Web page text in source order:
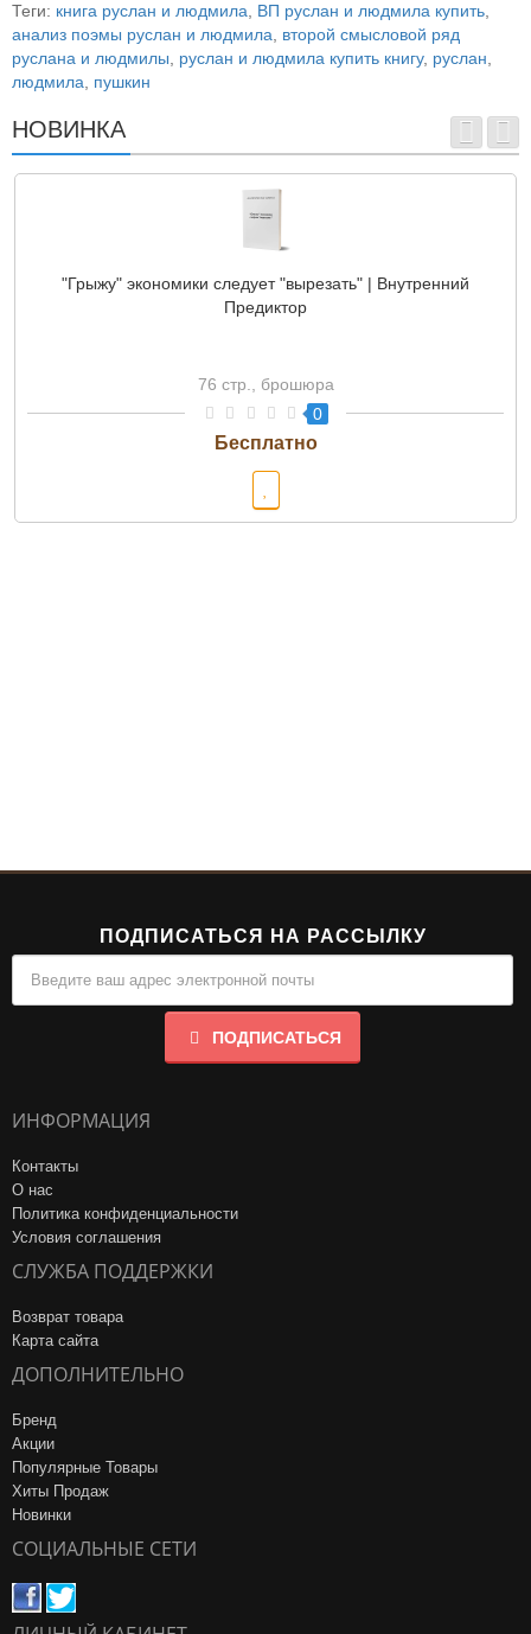
Теги: книга руслан и людмила ВП руслан и людмила купить
анализ поэмы руслан и людмила
второй смысловой ряд
руслана и людмилы
руслан и людмила купить книгу, руслан
людмила
пушкин
НОВИНКА
"Грыжу" экономики следует "вырезать" | Внутренний
Предиктор
76 стр., брошюра
0
ПОДПИСАТЬСЯ НА РАССЫЛКУ
ПОДПИСАТЬСЯ
ИНФОРМАЦИЯ
Контакты
О нас
Политика конфиденциальности
Условия соглашения
СЛУЖБА ПОДДЕРЖКИ
Возврат товара
Карта сайта
ДОПОЛНИТЕЛЬНО
Бренд
Акции
Популярные Товары
Хиты Продаж
Новинки
СОЦИАЛЬНЫЕ СЕТИ